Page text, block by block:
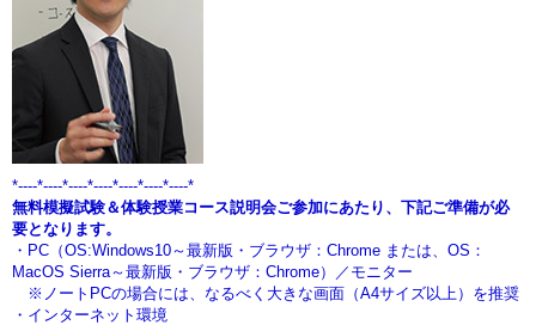
*----*----*----*----*----*----*----*
無料模擬試験＆体験授業コース説明会ご参加にあたり、下記ご準備が必
要となります。
・PC（OS:Windows10～最新版・ブラウザ：Chrome または、OS：
MacOS Sierra～最新版・ブラウザ：Chrome）／モニター
※ノートPCの場合には、なるべく大きな画面（A4サイズ以上）を推奨
・インターネット環境